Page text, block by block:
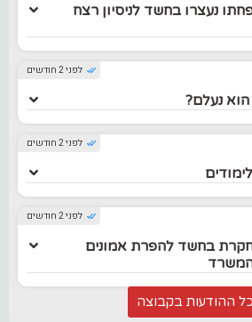
משפחתו נעצרו בחשד לניסיון רצח
לפני 2 חודשים
נעלם?
לפני 2 חודשים
לפני 2 חודשים
בחשד להפרת אמונים
המשרד
ההודעות בקבוצה